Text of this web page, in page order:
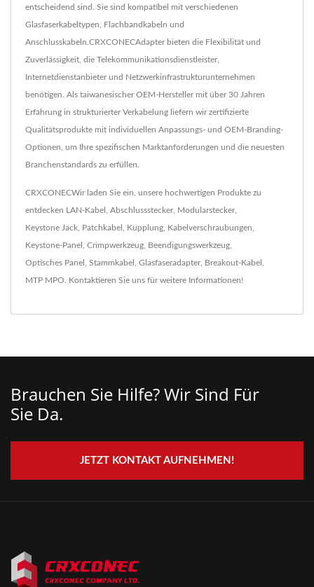
entscheidend sind. Sie sind kompatibel mit verschiedenen
Glasfaserkabeltypen, Flachbandkabeln und
Anschlusskabeln.CRXCONECAdapter bieten die Flexibilität und
Zuverlässigkeit, die Telekommunikationsdienstleister,
Internetdienstanbieter und Netzwerkinfrastrukturunternehmen
benötigen. Als taiwanesischer OEM-Hersteller mit über 30 Jahren
Erfahrung in strukturierter Verkabelung liefern wir zertifizierte
Qualitätsprodukte mit individuellen Anpassungs- und OEM-Branding-
Optionen, um Ihre spezifischen Marktanforderungen und die neuesten
Branchenstandards zu erfüllen.
CRXCONECWir laden Sie ein, unsere hochwertigen Produkte zu
entdecken LAN-Kabel Abschlussstecker, Modularstecker,
Keystone Jack Patchkabel Kupplung Kabelverschraubungen
Keystone-Panel Crimpwerkzeug Beendigungswerkzeug
Optisches Panel Stammkabel Glasfaseradapter, Breakout-Kabel
MTP MPO Kontaktieren Sie uns für weitere Informationen!
Brauchen Sie Hilfe? Wir Sind Für
Sie Da.
JETZT KONTAKT AUFNEHMEN!